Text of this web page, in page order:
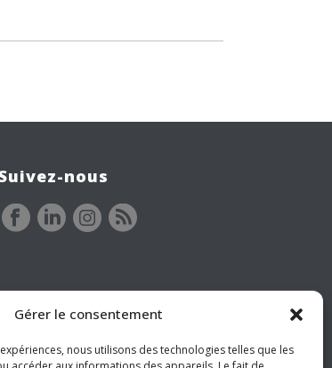
Gérer le consentement
nous utilisons des technologies telles que les
nous